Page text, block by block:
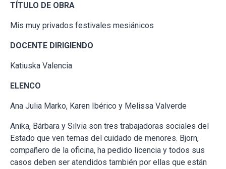
TÍTULO DE OBRA
Mis muy privados festivales mesiánicos
DOCENTE DIRIGIENDO
Katiuska Valencia
ELENCO
Ana Julia Marko, Karen Ibérico y Melissa Valverde
Anika, Bárbara y Silvia son tres trabajadoras sociales del
Estado que ven temas del cuidado de menores. Bjorn,
compañero de la oficina, ha pedido licencia y todos sus
casos deben ser atendidos también por ellas que están